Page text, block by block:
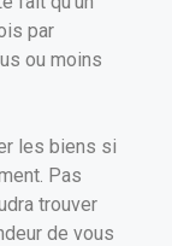
par
ou moins
les biens si
Pas
trouver
de vous